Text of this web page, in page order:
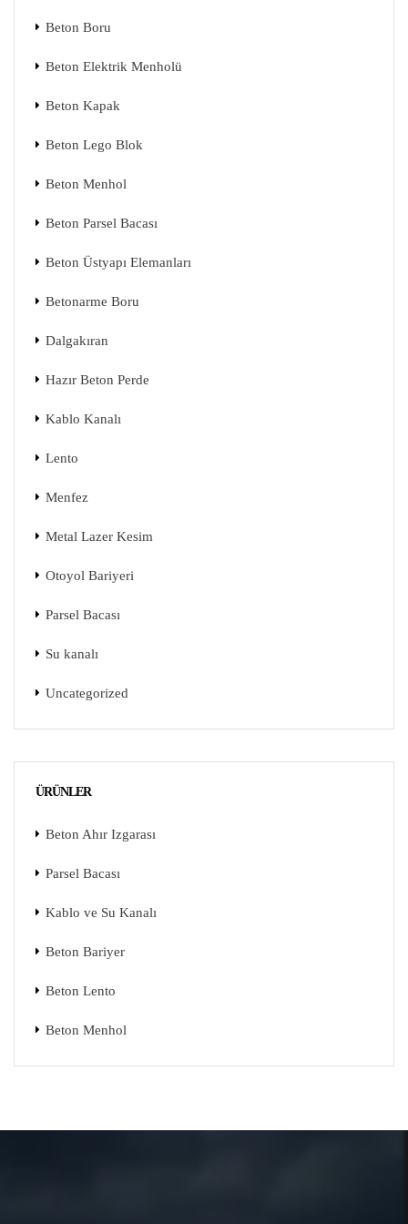
Beton Boru
Beton Elektrik Menholü
Beton Kapak
Beton Lego Blok
Beton Menhol
Beton Parsel Bacası
Beton Üstyapı Elemanları
Betonarme Boru
Dalgakıran
Hazır Beton Perde
Kablo Kanalı
Lento
Menfez
Metal Lazer Kesim
Otoyol Bariyeri
Parsel Bacası
Su kanalı
Uncategorized
ÜRÜNLER
Beton Ahır Izgarası
Parsel Bacası
Kablo ve Su Kanalı
Beton Bariyer
Beton Lento
Beton Menhol